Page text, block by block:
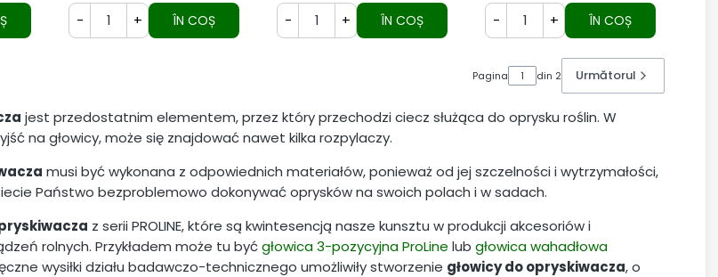
- + ÎN COȘ - + ÎN COȘ - + ÎN COȘ
Pagina din 2 Următorul
jest przedostatnim elementem, przez który przechodzi ciecz służąca do oprysku roślin. W
na głowicy, może się znajdować nawet kilka rozpylaczy.
musi być wykonana z odpowiednich materiałów, ponieważ od jej szczelności i wytrzymałości,
Państwo bezproblemowo dokonywać oprysków na swoich polach i w sadach.
z serii PROLINE, które są kwintesencją nasze kunsztu w produkcji akcesoriów i
rolnych. Przykładem może tu byćgłowica 3-pozycyjna ProLine lub głowica wahadłowa
wysiłki działu badawczo-technicznego umożliwiły stworzenie głowicy do opryskiwacza, o